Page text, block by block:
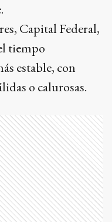
Capital Federal,
tiempo
estable, con
o calurosas.